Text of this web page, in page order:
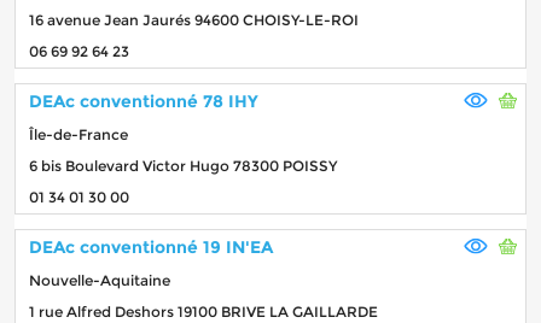
16 avenue Jean Jaurés 94600 CHOISY-LE-ROI
06 69 92 64 23
DEAc conventionné 78 IHY
Île-de-France
6 bis Boulevard Victor Hugo 78300 POISSY
01 34 01 30 00
DEAc conventionné 19 IN'EA
Nouvelle-Aquitaine
1 rue Alfred Deshors 19100 BRIVE LA GAILLARDE